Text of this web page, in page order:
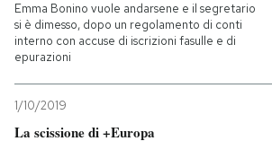
PODCAST
NEWSLETTER
Emma Bonino vuole andarsene e il segretario
si è dimesso, dopo un regolamento di conti
interno con accuse di iscrizioni fasulle e di
epurazioni
1/10/2019
La scissione di +Europa